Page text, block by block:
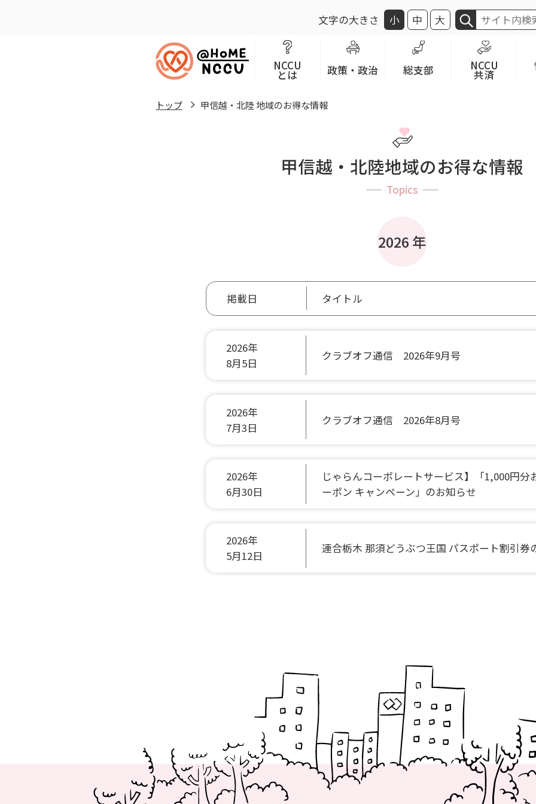
文字の大きさ 小 中 大
NCCU
とは 政策・政治 総支部 NCCU
共済
トップ 甲信越・北陸 地域のお得な情報
甲信越・北陸地域のお得な情報
Topics
2026 年
掲載日 タイトル
2026年
8月5日
クラブオフ通信 2026年9月号
2026年
7月3日
クラブオフ通信 2026年8月号
2026年
6月30日
じゃらんコーポレートサービス】「1,000円分
ーポン キャンペーン」のお知らせ
2026年
5月12日
連合栃木 那須どうぶつ王国 パスポート割引券